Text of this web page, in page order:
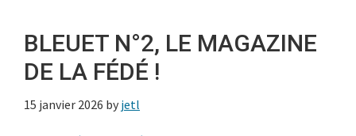
BLEUET N°2, LE MAGAZINE
DE LA FÉDÉ !
15 janvier 2026 by jetl